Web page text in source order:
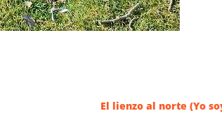
El lienzo al norte (Yo